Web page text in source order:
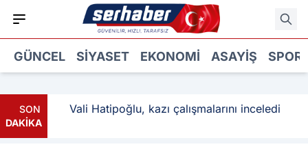
GÜNCEL SIYASET EKONOMI ASAYIŞ SPOR
SON
DAKİKA
Vali Hatipoğlu, kazı çalışmalarını inceledi